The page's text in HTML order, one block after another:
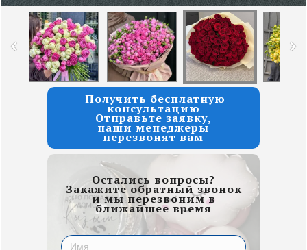
Получить бесплатную
консультацию
Отправьте заявку,
наши менеджеры
перезвонят вам
Остались вопросы?
Закажите обратный звонок
и мы перезвоним в
ближайшее время